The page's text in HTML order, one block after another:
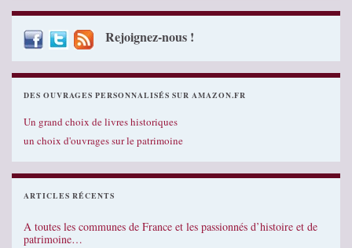
Rejoignez-nous !
DES OUVRAGES PERSONNALISÉS SUR AMAZON.FR
Un grand choix de livres historiques
un choix d'ouvrages sur le patrimoine
ARTICLES RÉCENTS
A toutes les communes de France et les passionnés d’histoire et de
patrimoine…